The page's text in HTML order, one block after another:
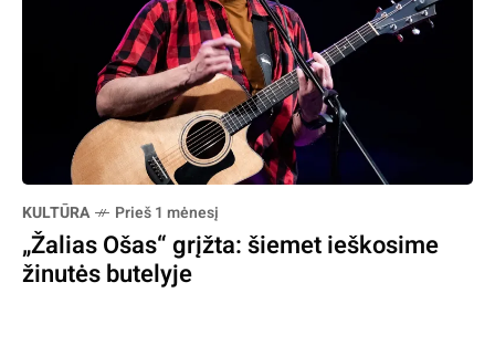
KULTŪRA Prieš 1 mėnesį
„Žalias Ošas“ grįžta: šiemet ieškosime
žinutės butelyje